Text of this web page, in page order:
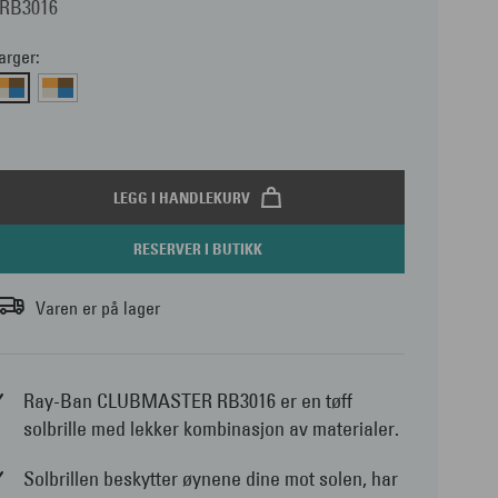
LEGG I HANDLEKURV
RESERVER I BUTIKK
Varen er på lager
Ray-Ban CLUBMASTER RB3016 er en tøff
solbrille med lekker kombinasjon av materialer.
Solbrillen beskytter øynene dine mot solen, har